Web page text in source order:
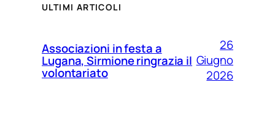
ULTIMI ARTICOLI
Associazioni in festa a
Lugana, Sirmione ringrazia il
volontariato
26
Giugno
2026